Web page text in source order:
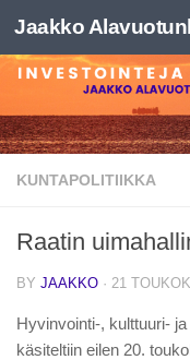
Skip to content
Jaakko
KUNTAPOLITIIKKA
Raatin
BY JAAKKO · 21
Hyvinvointi-, kulttuuri-
käsiteltiin eilen 20.